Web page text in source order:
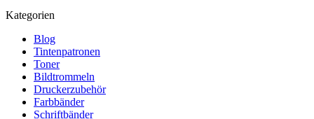
Kategorien
Blog
Tintenpatronen
Toner
Bildtrommeln
Druckerzubehör
Farbbänder
Schriftbänder